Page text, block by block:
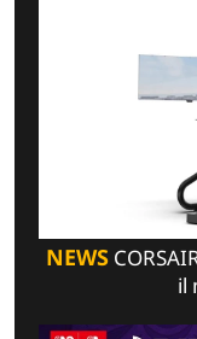
NEWS
il